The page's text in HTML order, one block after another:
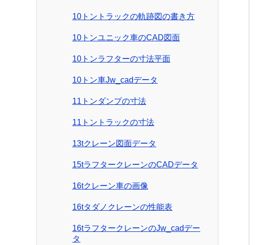
10トントラックの軌跡図の書き方
10トンユニック車のCAD図面
10トンラフターの寸法平面
10トン車Jw_cadデータ
11トンダンプの寸法
11トントラックの寸法
13tクレーン図面データ
15tラフタークレーンのCADデータ
16tクレーン車の画像
16tタダノクレーンの性能表
16tラフタークレーンのJw_cadデー
タ